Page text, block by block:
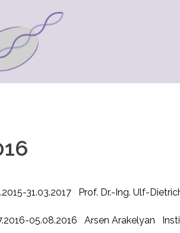
31.03.2017 Prof. Dr.-Ing. Ulf-
05.08.2016 Arsen Arakelyan